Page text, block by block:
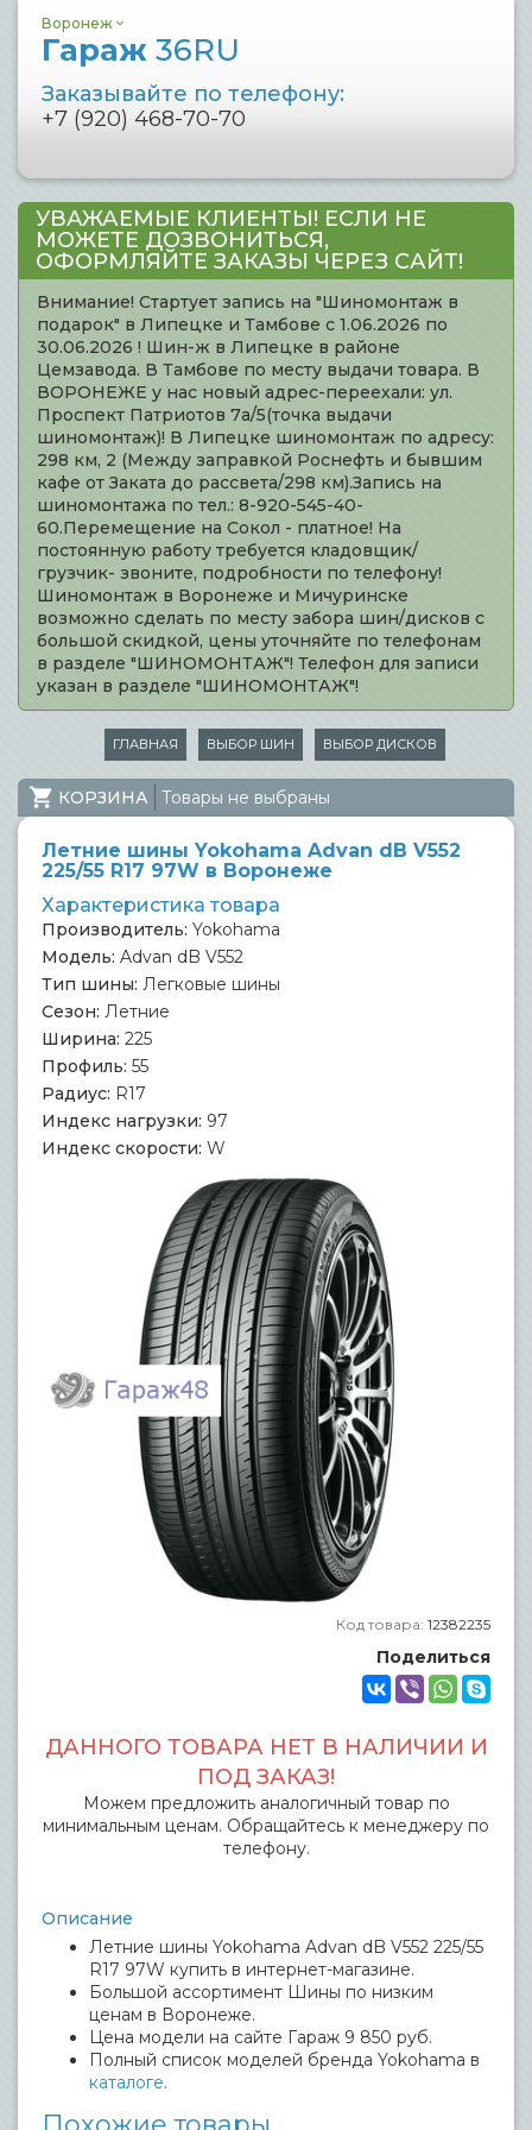
Воронеж
Гараж 36RU
Заказывайте по телефону:
+7 (920) 468-70-70
УВАЖАЕМЫЕ КЛИЕНТЫ! ЕСЛИ НЕ
МОЖЕТЕ ДОЗВОНИТЬСЯ,
ОФОРМЛЯЙТЕ ЗАКАЗЫ ЧЕРЕЗ САЙТ!
Внимание! Стартует запись на "Шиномонтаж в
подарок" в Липецке и Тамбове с 1.06.2026 по
30.06.2026 ! Шин-ж в Липецке в районе
Цемзавода. В Тамбове по месту выдачи товара. В
ВОРОНЕЖЕ у нас новый адрес-переехали: ул.
Проспект Патриотов 7а/5(точка выдачи
шиномонтаж)! В Липецке шиномонтаж по адресу:
298 км, 2 (Между заправкой Роснефть и бывшим
кафе от Заката до рассвета/298 км).Запись на
шиномонтажа по тел.: 8-920-545-40-
60.Перемещение на Сокол - платное! На
постоянную работу требуется кладовщик/
грузчик- звоните, подробности по телефону!
Шиномонтаж в Воронеже и Мичуринске
возможно сделать по месту забора шин/дисков с
большой скидкой, цены уточняйте по телефонам
в разделе "ШИНОМОНТАЖ"! Телефон для записи
указан в разделе "ШИНОМОНТАЖ"!
ГЛАВНАЯ ВЫБОР ШИН ВЫБОР ДИСКОВ
КОРЗИНА Товары не выбраны
Летние шины Yokohama Advan dB V552
225/55 R17 97W в Воронеже
Характеристика товара
Производитель: Yokohama
Модель: Advan dB V552
Тип шины: Легковые шины
Сезон: Летние
Ширина: 225
Профиль: 55
Радиус: R17
Индекс нагрузки: 97
Индекс скорости: W
Код товара: 12382235
Поделиться
ДАННОГО ТОВАРА НЕТ В НАЛИЧИИ И
ПОД ЗАКАЗ!
Можем предложить аналогичный товар по
минимальным ценам. Обращайтесь к менеджеру по
телефону.
Описание
Летние шины Yokohama Advan dB V552 225/55
R17 97W купить в интернет-магазине.
Большой ассортимент Шины по низким
ценам в Воронеже.
Цена модели на сайте Гараж 9 850 руб.
Полный список моделей бренда Yokohama в
каталоге.